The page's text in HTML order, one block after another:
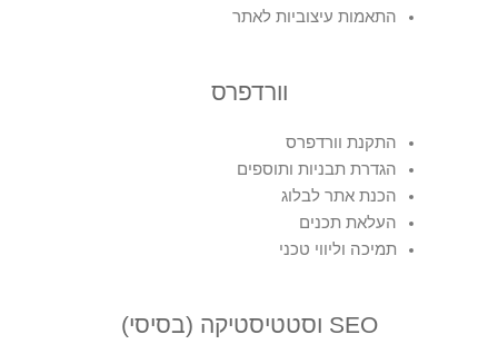
התאמות עיצוביות לאתר
וורדפרס
התקנת וורדפרס
הגדרת תבניות ותוספים
הכנת אתר לבלוג
העלאת תכנים
תמיכה וליווי טכני
SEO וסטטיסטיקה (בסיסי)